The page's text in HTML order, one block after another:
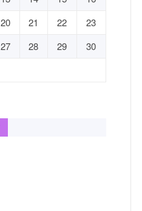
20 21 22
23
27 28 29
30